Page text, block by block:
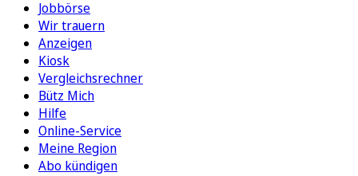
Jobbörse
Wir trauern
Anzeigen
Kiosk
Vergleichsrechner
Bütz Mich
Hilfe
Online-Service
Meine Region
Abo kündigen